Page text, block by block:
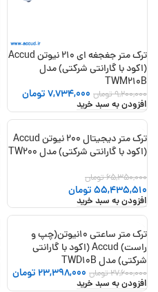
ترک متر جغجغه ای 210 نیوتن Accud
(اکود با گارانتی شرکتی) مدل
TWM210B
9,200,000تومان 7,734,000تومان
افزودن به سبد خرید
-15%
ترک متر دیجیتال 200 نیوتن Accud
(اکود با گارانتی شرکتی) مدل TW200
65,350,000تومان
55,435,510تومان
افزودن به سبد خرید
ترک متر ساعتی 10نیوتن(چپ و
راست) Accud (اکود با گارانتی
شرکتی) مدل TWD10B
27,600,000تومان 23,398,000تومان
افزودن به سبد خرید